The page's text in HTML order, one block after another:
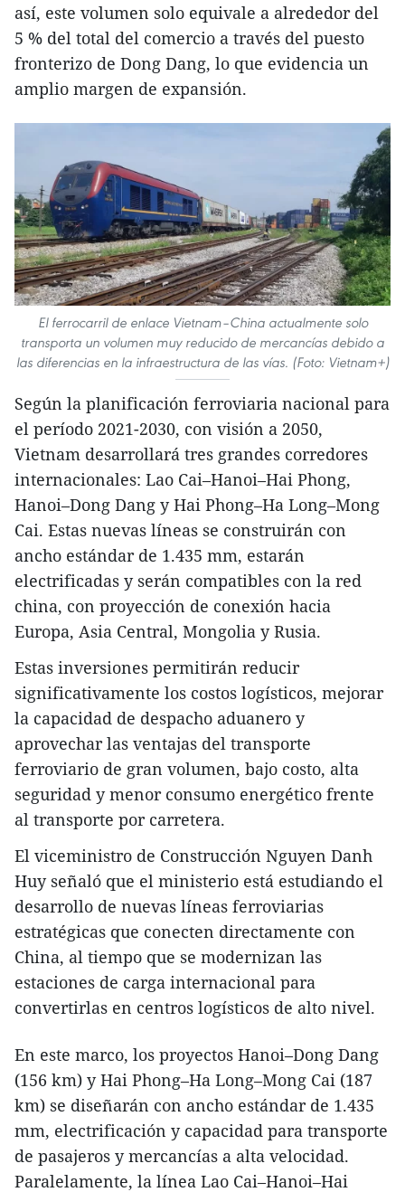
así, este volumen solo equivale a alrededor del
5 % del total del comercio a través del puesto
fronterizo de Dong Dang, lo que evidencia un
amplio margen de expansión.
El ferrocarril de enlace Vietnam–China actualmente solo
transporta un volumen muy reducido de mercancías debido a
las diferencias en la infraestructura de las vías. (Foto: Vietnam+)
Según la planificación ferroviaria nacional para
el período 2021-2030, con visión a 2050,
Vietnam desarrollará tres grandes corredores
internacionales: Lao Cai–Hanoi–Hai Phong,
Hanoi–Dong Dang y Hai Phong–Ha Long–Mong
Cai. Estas nuevas líneas se construirán con
ancho estándar de 1.435 mm, estarán
electrificadas y serán compatibles con la red
china, con proyección de conexión hacia
Europa, Asia Central, Mongolia y Rusia.
Estas inversiones permitirán reducir
significativamente los costos logísticos, mejorar
la capacidad de despacho aduanero y
aprovechar las ventajas del transporte
ferroviario de gran volumen, bajo costo, alta
seguridad y menor consumo energético frente
al transporte por carretera.
El viceministro de Construcción Nguyen Danh
Huy señaló que el ministerio está estudiando el
desarrollo de nuevas líneas ferroviarias
estratégicas que conecten directamente con
China, al tiempo que se modernizan las
estaciones de carga internacional para
convertirlas en centros logísticos de alto nivel.
En este marco, los proyectos Hanoi–Dong Dang
(156 km) y Hai Phong–Ha Long–Mong Cai (187
km) se diseñarán con ancho estándar de 1.435
mm, electrificación y capacidad para transporte
de pasajeros y mercancías a alta velocidad.
Paralelamente, la línea Lao Cai–Hanoi–Hai